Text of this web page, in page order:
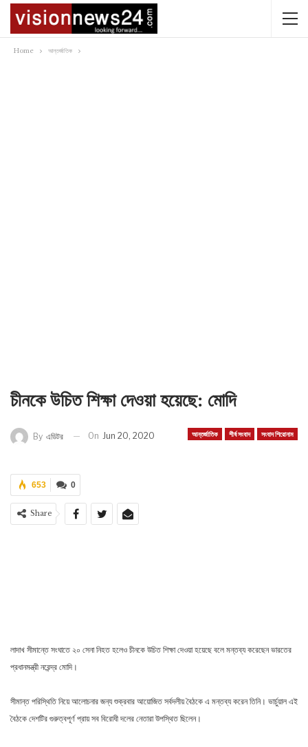
Home আন্তর্জাতিক
চীনকে উচিত শিক্ষা দেওয়া হয়েছে: মোদি
আন্তর্জাতিক শীর্ষ সংবাদ সংবাদ শিরোনাম
By এডিটর On Jun 20, 2020
0
653
Share
লাদাখ সীমান্তে সংঘাতে ২০ সেনা নিহত হলেও চীনকে উচিত শিক্ষা দেওয়া হয়েছে বলে মন্তব্য করেছেন ভারতের
প্রধানমন্ত্রী নরেন্দ্র মোদি।
সীমান্ত পরিস্থিতি নিয়ে আলোচনার জন্য শুক্রবার আয়োজিত সর্বদলীয় বৈঠকে এ মন্তব্য করেন তিনি। ভার্চুয়াল এই
বৈঠকে দেশটির গুরুত্বপূর্ণ প্রায় সব বিরোধী দলের নেতারা উপস্থিত ছিলেন।